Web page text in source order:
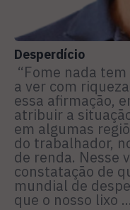
Desperdício
“Fome nada
a ver com
essa afirmação,
atribuir a
em algumas
do trabalhador,
de renda. Nesse
constatação de
mundial de
que o nosso lixo ...